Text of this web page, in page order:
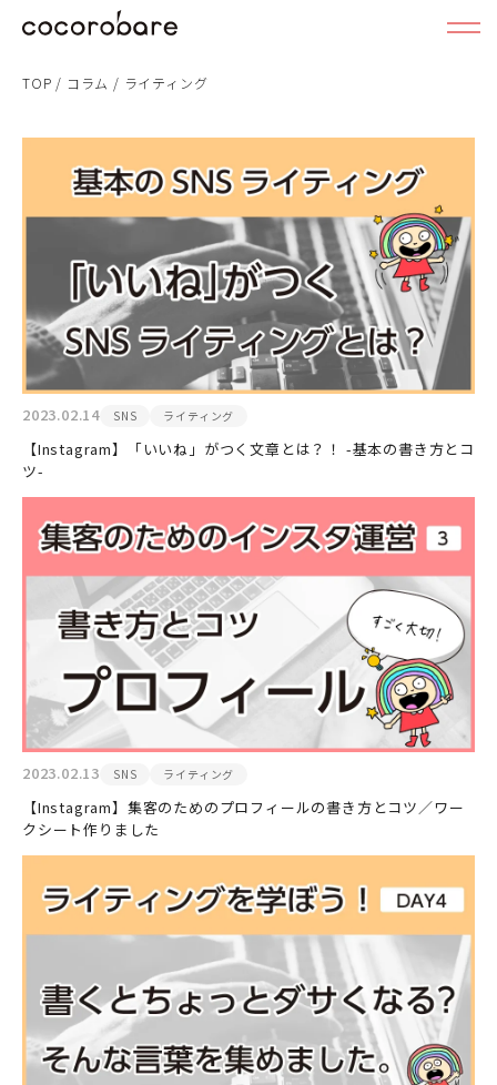
TOP / コラム / ライティング
2023.02.14 SNS ライティング
【Instagram】「いいね」がつく文章とは？！ -基本の書き方とコ
ツ-
2023.02.13 SNS ライティング
【Instagram】集客のためのプロフィールの書き方とコツ／ワー
クシート作りました